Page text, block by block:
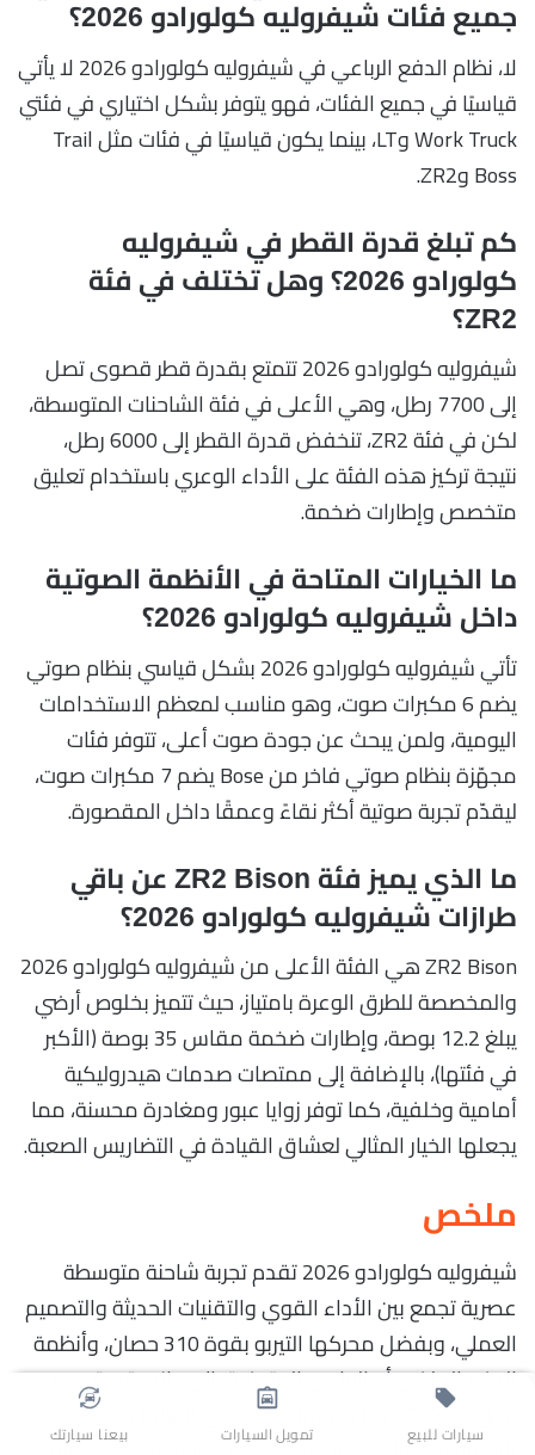
جميع فئات شيفروليه كولورادو 2026؟
لا، نظام الدفع الرباعي في شيفروليه كولورادو 2026 لا يأتي
قياسيًا في جميع الفئات، فهو يتوفر بشكل اختياري في فئتي
Work Truck وLT، بينما يكون قياسيًا في فئات مثل Trail
Boss وZR2.
كم تبلغ قدرة القطر في شيفروليه
كولورادو 2026؟ وهل تختلف في فئة
ZR2؟
شيفروليه كولورادو 2026 تتمتع بقدرة قطر قصوى تصل
إلى 7700 رطل، وهي الأعلى في فئة الشاحنات المتوسطة،
لكن في فئة ZR2، تنخفض قدرة القطر إلى 6000 رطل،
نتيجة تركيز هذه الفئة على الأداء الوعري باستخدام تعليق
متخصص وإطارات ضخمة.
ما الخيارات المتاحة في الأنظمة الصوتية
داخل شيفروليه كولورادو 2026؟
تأتي شيفروليه كولورادو 2026 بشكل قياسي بنظام صوتي
يضم 6 مكبرات صوت، وهو مناسب لمعظم الاستخدامات
اليومية، ولمن يبحث عن جودة صوت أعلى، تتوفر فئات
مجهّزة بنظام صوتي فاخر من Bose يضم 7 مكبرات صوت،
ليقدّم تجربة صوتية أكثر نقاءً وعمقًا داخل المقصورة.
ما الذي يميز فئة ZR2 Bison عن باقي
طرازات شيفروليه كولورادو 2026؟
ZR2 Bison هي الفئة الأعلى من شيفروليه كولورادو 2026
والمخصصة للطرق الوعرة بامتياز، حيث تتميز بخلوص أرضي
يبلغ 12.2 بوصة، وإطارات ضخمة مقاس 35 بوصة (الأكبر
في فئتها)، بالإضافة إلى ممتصات صدمات هيدروليكية
أمامية وخلفية، كما توفر زوايا عبور ومغادرة محسنة، مما
يجعلها الخيار المثالي لعشاق القيادة في التضاريس الصعبة.
ملخص
شيفروليه كولورادو 2026 تقدم تجربة شاحنة متوسطة
عصرية تجمع بين الأداء القوي والتقنيات الحديثة والتصميم
العملي، وبفضل محركها التيربو بقوة 310 حصان، وأنظمة
الدفع الخلفي أو الرباعي المتوفرة، إلى جانب قدرة سحب
تصل إلى 7700 رطل، فإنها قادرة على التعامل مع المهام
سيارات للبيع تمويل السيارات بيعنا سيارتك